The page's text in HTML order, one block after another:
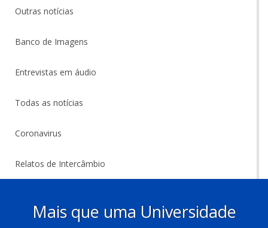
Outras notícias
Banco de Imagens
Entrevistas em áudio
Todas as notícias
Coronavirus
Relatos de Intercâmbio
Mais que uma Universidade